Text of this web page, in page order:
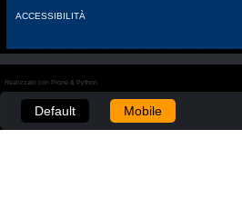
ACCESSIBILITÀ
Realizzato con Plone & Python
Default Mobile